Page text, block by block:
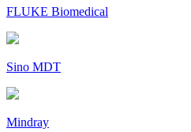
FLUKE Biomedical
Sino MDT
Mindray